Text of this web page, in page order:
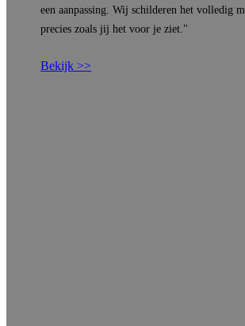
een aanpassing. Wij schilderen het volledig
precies zoals jij het voor je ziet."
Bekijk >>